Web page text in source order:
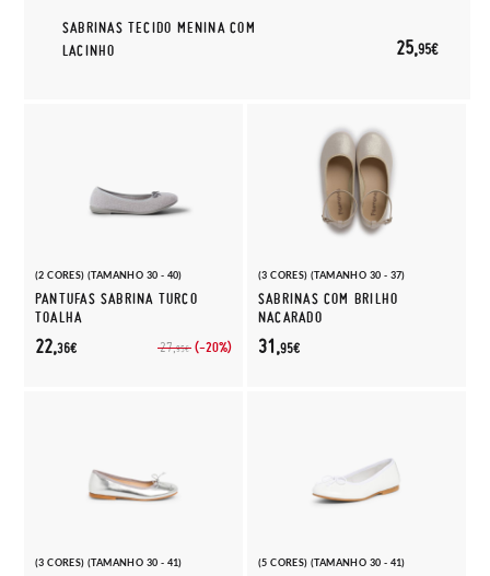
SABRINAS TECIDO MENINA COM
LACINHO
25,95€
(2 CORES) (TAMANHO 30 - 40)
PANTUFAS SABRINA TURCO
TOALHA
27,95€ (-20%)
22,36€
(3 CORES) (TAMANHO 30 - 37)
SABRINAS COM BRILHO
NACARADO
31,95€
(3 CORES) (TAMANHO 30 - 41) (5 CORES) (TAMANHO 30 - 41)